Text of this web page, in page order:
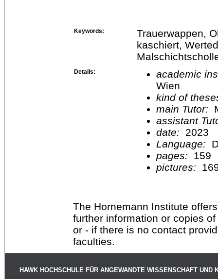
Keywords:
Trauerwappen,
kaschiert,
Details:
academic
Wien
kind of
main Tutor:
assistant
date:
2023
Language:
pages:
159
pictures:
The Hornemann Institute
further information or copies
or - if there is no contact
faculties.
HAWK HOCHSCHULE FÜR ANGEWANDTE WISSENSCHAFT UND